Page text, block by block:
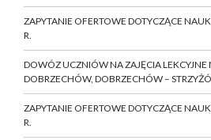
ZAPYTANIE OFERTOWE DOTYCZĄCE
R.
DOWÓZ UCZNIÓW NA ZAJĘCIA LEKCYJNE
DOBRZECHÓW, DOBRZECHÓW –
ZAPYTANIE OFERTOWE DOTYCZĄCE
R.